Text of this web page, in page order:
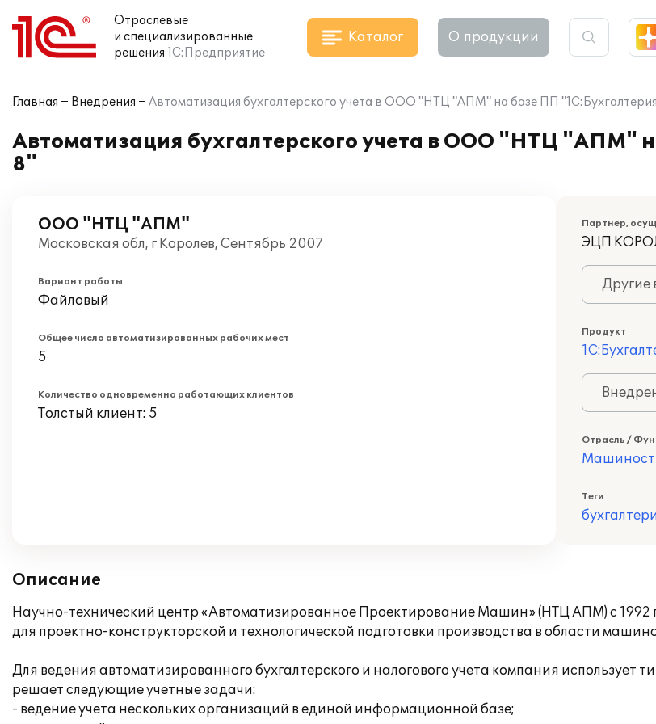
Отраслевые
и специализированные
решения 1С:Предприятие
Каталог О продукции
Главная Внедрения Автоматизация бухгалтерского учета в ООО "НТЦ "АПМ" на базе ПП
Автоматизация бухгалтерского учета в ООО "НТЦ "АПМ"
8"
ООО "НТЦ "АПМ"
Московская обл, г Королев, Сентябрь 2007
Вариант работы
Файловый
Общее число автоматизированных рабочих мест
5
Количество одновременно работающих клиентов
Толстый клиент: 5
Партнер,
ЭЦП
Другие
Продукт
Отрасль /
Теги
Описание
Научно-технический центр «Автоматизированное Проектирование Машин» (НТЦ АПМ) с 1992
для проектно-конструкторской и технологической подготовки производства в области
Для ведения автоматизированного бухгалтерского и налогового учета компания использует
решает следующие учетные задачи:
- ведение учета нескольких организаций в единой информационной базе;